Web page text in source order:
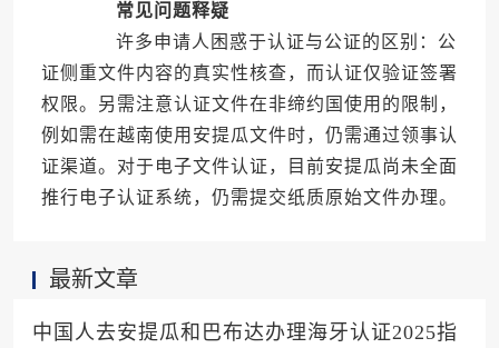
常见问题释疑
许多申请人困惑于认证与公证的区别：公
证侧重文件内容的真实性核查，而认证仅验证签署
权限。另需注意认证文件在非缔约国使用的限制，
例如需在越南使用安提瓜文件时，仍需通过领事认
证渠道。对于电子文件认证，目前安提瓜尚未全面
推行电子认证系统，仍需提交纸质原始文件办理。
最新文章
中国人去安提瓜和巴布达办理海牙认证2025指